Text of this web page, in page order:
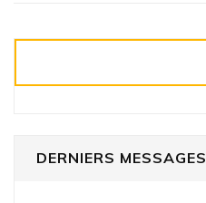
DERNIERS MESSAGES